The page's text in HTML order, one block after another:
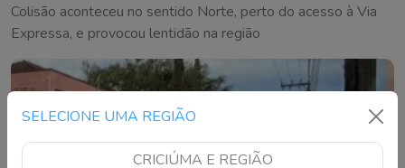
SELECIONE UMA REGIÃO
CRICIÚMA E REGIÃO
Colisão aconteceu no sentido Norte, perto do acesso à Via
Expressa, e provocou lentidão na região